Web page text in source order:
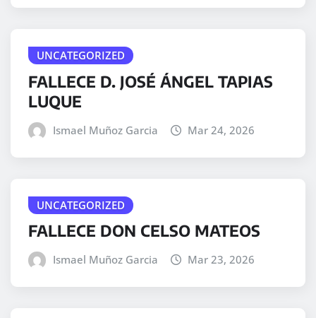
UNCATEGORIZED
FALLECE D. JOSÉ ÁNGEL TAPIAS
LUQUE
Ismael Muñoz Garcia Mar 24, 2026
UNCATEGORIZED
FALLECE DON CELSO MATEOS
Ismael Muñoz Garcia Mar 23, 2026